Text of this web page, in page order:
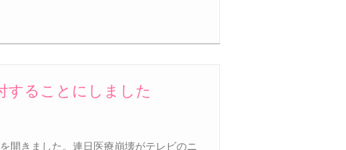
することにしました
開きました。連日医療崩壊がテレビのニ